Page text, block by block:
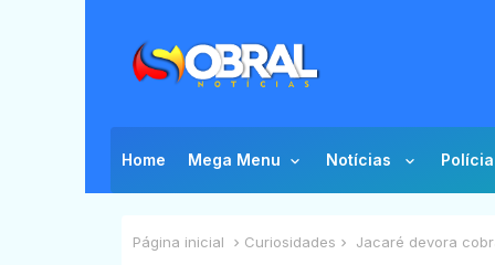
Home Mega Menu Notícias Polícia
Página inicial Curiosidades Jacaré devora